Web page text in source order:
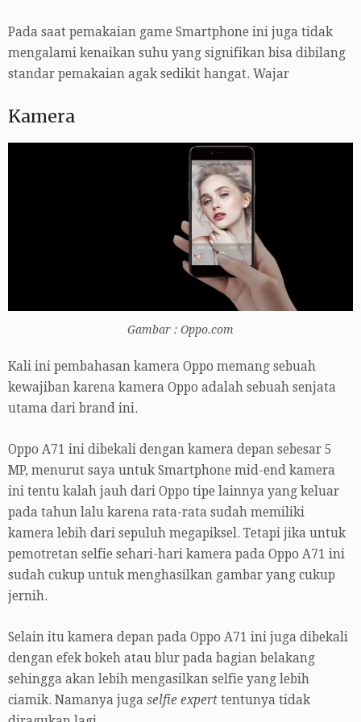
Pada saat pemakaian game Smartphone ini juga tidak
mengalami kenaikan suhu yang signifikan bisa dibilang
standar pemakaian agak sedikit hangat. Wajar
Kamera
Gambar : Oppo.com
Kali ini pembahasan kamera Oppo memang sebuah
kewajiban karena kamera Oppo adalah sebuah senjata
utama dari brand ini.
Oppo A71 ini dibekali dengan kamera depan sebesar 5
MP, menurut saya untuk Smartphone mid-end kamera
ini tentu kalah jauh dari Oppo tipe lainnya yang keluar
pada tahun lalu karena rata-rata sudah memiliki
kamera lebih dari sepuluh megapiksel. Tetapi jika untuk
pemotretan selfie sehari-hari kamera pada Oppo A71 ini
sudah cukup untuk menghasilkan gambar yang cukup
jernih.
Selain itu kamera depan pada Oppo A71 ini juga dibekali
dengan efek bokeh atau blur pada bagian belakang
sehingga akan lebih mengasilkan selfie yang lebih
ciamik. Namanya juga selfie expert tentunya tidak